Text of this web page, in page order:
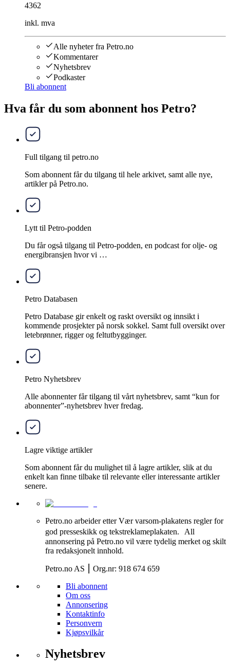
4362
inkl. mva
Alle nyheter fra Petro.no
Kommentarer
Nyhetsbrev
Podkaster
Bli abonnent
Hva får du som abonnent hos Petro?
Full tilgang til petro.no
Som abonnent får du tilgang til hele arkivet, samt alle nye,
artikler på Petro.no.
Lytt til Petro-podden
Du får også tilgang til Petro-podden, en podcast for olje- og
energibransjen hvor vi …
Petro Databasen
Petro Database gir enkelt og raskt oversikt og innsikt i
kommende prosjekter på norsk sokkel. Samt full oversikt over
letebrønner, rigger og feltutbygginger.
Petro Nyhetsbrev
Alle abonnenter får tilgang til vårt nyhetsbrev, samt “kun for
abonnenter”-nyhetsbrev hver fredag.
Lagre viktige artikler
Som abonnent får du mulighet til å lagre artikler, slik at du
enkelt kan finne tilbake til relevante eller interessante artikler
senere.
Petro.no arbeider etter Vær varsom-plakatens regler for
god presseskikk og tekstreklameplakaten. All
annonsering på Petro.no vil være tydelig merket og skilt
fra redaksjonelt innhold.
Petro.no AS ⎮ Org.nr: 918 674 659
Bli abonnent
Om oss
Annonsering
Kontaktinfo
Personvern
Kjøpsvilkår
Nyhetsbrev